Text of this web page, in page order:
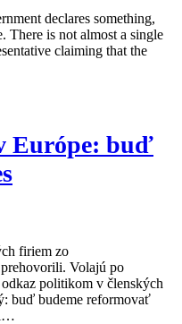
declares something,
There is not almost a single
claiming that the
Európe: buď
firiem zo
Volajú po
politikom v členských
buď budeme reformovať